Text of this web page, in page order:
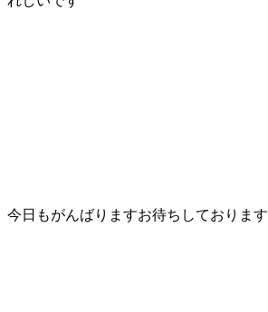
今日もがんばりますお待ちしております